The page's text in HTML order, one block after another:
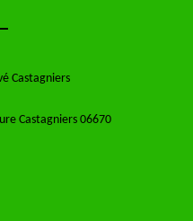
Castagniers
Castagniers 06670